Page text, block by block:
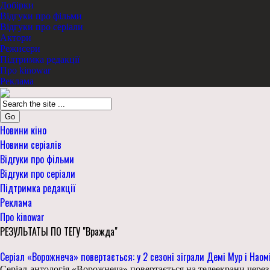
Добірки
Відгуки про фільми
Відгуки про серіали
Актори
Режисери
Підтримка редакції
Про kinowar
Реклама
Go
Новини кіно
Новини серіалів
Відгуки про фільми
Відгуки про серіали
Підтримка редакції
Реклама
Про kinowar
РЕЗУЛЬТАТЫ ПО ТЕГУ "Вражда"
Серіал «Ворожнеча» повертається: у 2 сезоні зіграли Демі Мур і